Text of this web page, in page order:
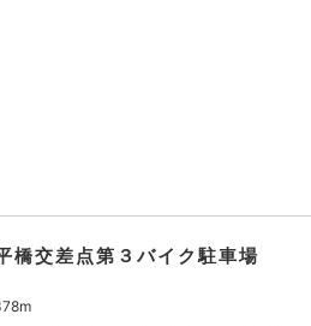
橋交差点第３バイク駐車場